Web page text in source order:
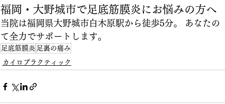
福岡・大野城市で足底筋膜炎にお悩みの方へ
当院は福岡県大野城市白木原駅から徒歩5分。 あなたの
て全力でサポートします。
足底筋膜炎 足裏の痛み
カイロプラクティック